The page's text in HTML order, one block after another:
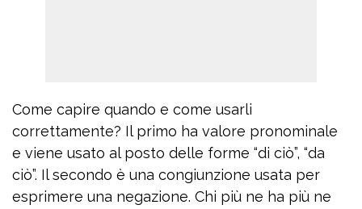
Come capire quando e come usarli
correttamente? Il primo ha valore pronominale
e viene usato al posto delle forme “di ciò”, “da
ciò”. Il secondo è una congiunzione usata per
esprimere una negazione. Chi più ne ha più ne